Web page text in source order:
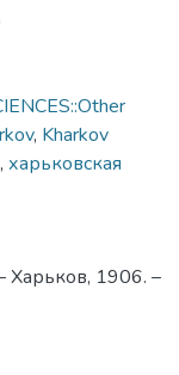
, Kharkov
, харьковская
1906. –